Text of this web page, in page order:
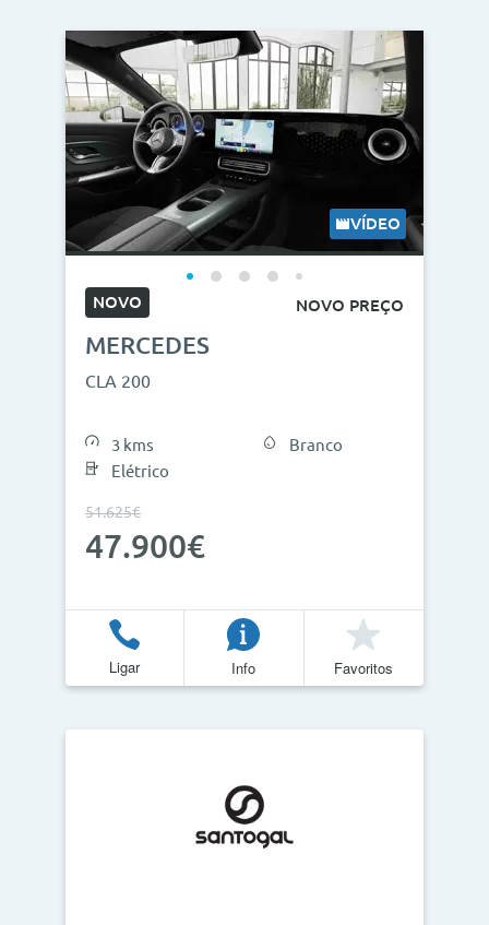
VÍDEO
NOVO NOVO PREÇO
MERCEDES
CLA 200
3 kms
Elétrico
Branco
51.625€
47.900€
Ligar Info Favoritos